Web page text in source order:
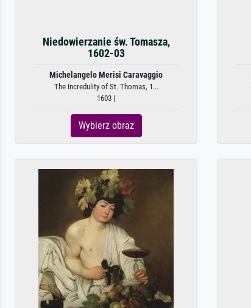
Niedowierzanie św. Tomasza,
1602-03
Michelangelo Merisi Caravaggio
The Incredulity of St. Thomas, 1...
1603 |
Wybierz obraz